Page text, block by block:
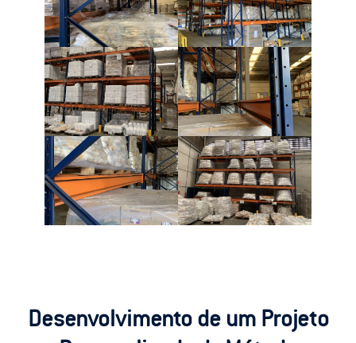
Desenvolvimento de um Projeto